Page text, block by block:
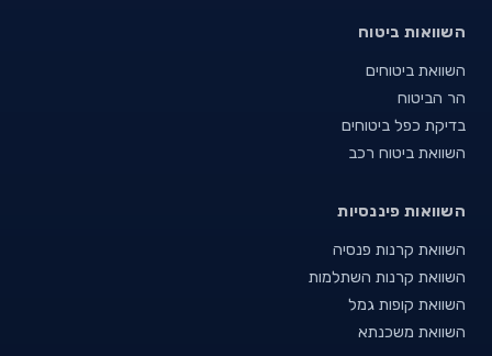
השוואות ביטוח
השוואת ביטוחים
הר הביטוח
בדיקת כפל ביטוחים
השוואת ביטוח רכב
השוואות פיננסיות
השוואת קרנות פנסיה
השוואת קרנות השתלמות
השוואת קופות גמל
השוואת משכנתא